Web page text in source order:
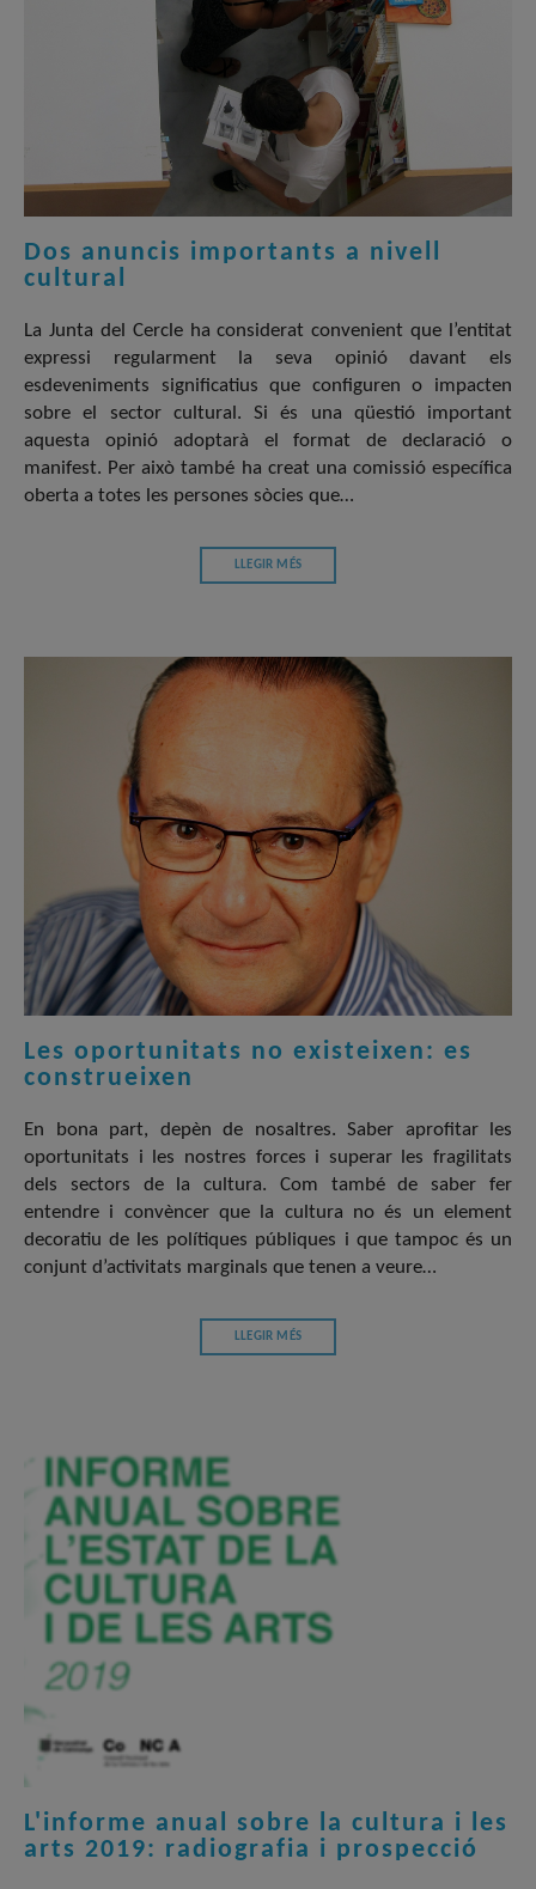
Dos anuncis importants a nivell
cultural
La Junta del Cercle ha considerat convenient que l’entitat
expressi regularment la seva opinió davant els
esdeveniments significatius que configuren o impacten
sobre el sector cultural. Si és una qüestió important
aquesta opinió adoptarà el format de declaració o
manifest. Per això també ha creat una comissió específica
oberta a totes les persones sòcies que…
LLEGIR MÉS
Les oportunitats no existeixen: es
construeixen
En bona part, depèn de nosaltres. Saber aprofitar les
oportunitats i les nostres forces i superar les fragilitats
dels sectors de la cultura. Com també de saber fer
entendre i convèncer que la cultura no és un element
decoratiu de les polítiques públiques i que tampoc és un
conjunt d’activitats marginals que tenen a veure…
LLEGIR MÉS
L'informe anual sobre la cultura i les
arts 2019: radiografia i prospecció